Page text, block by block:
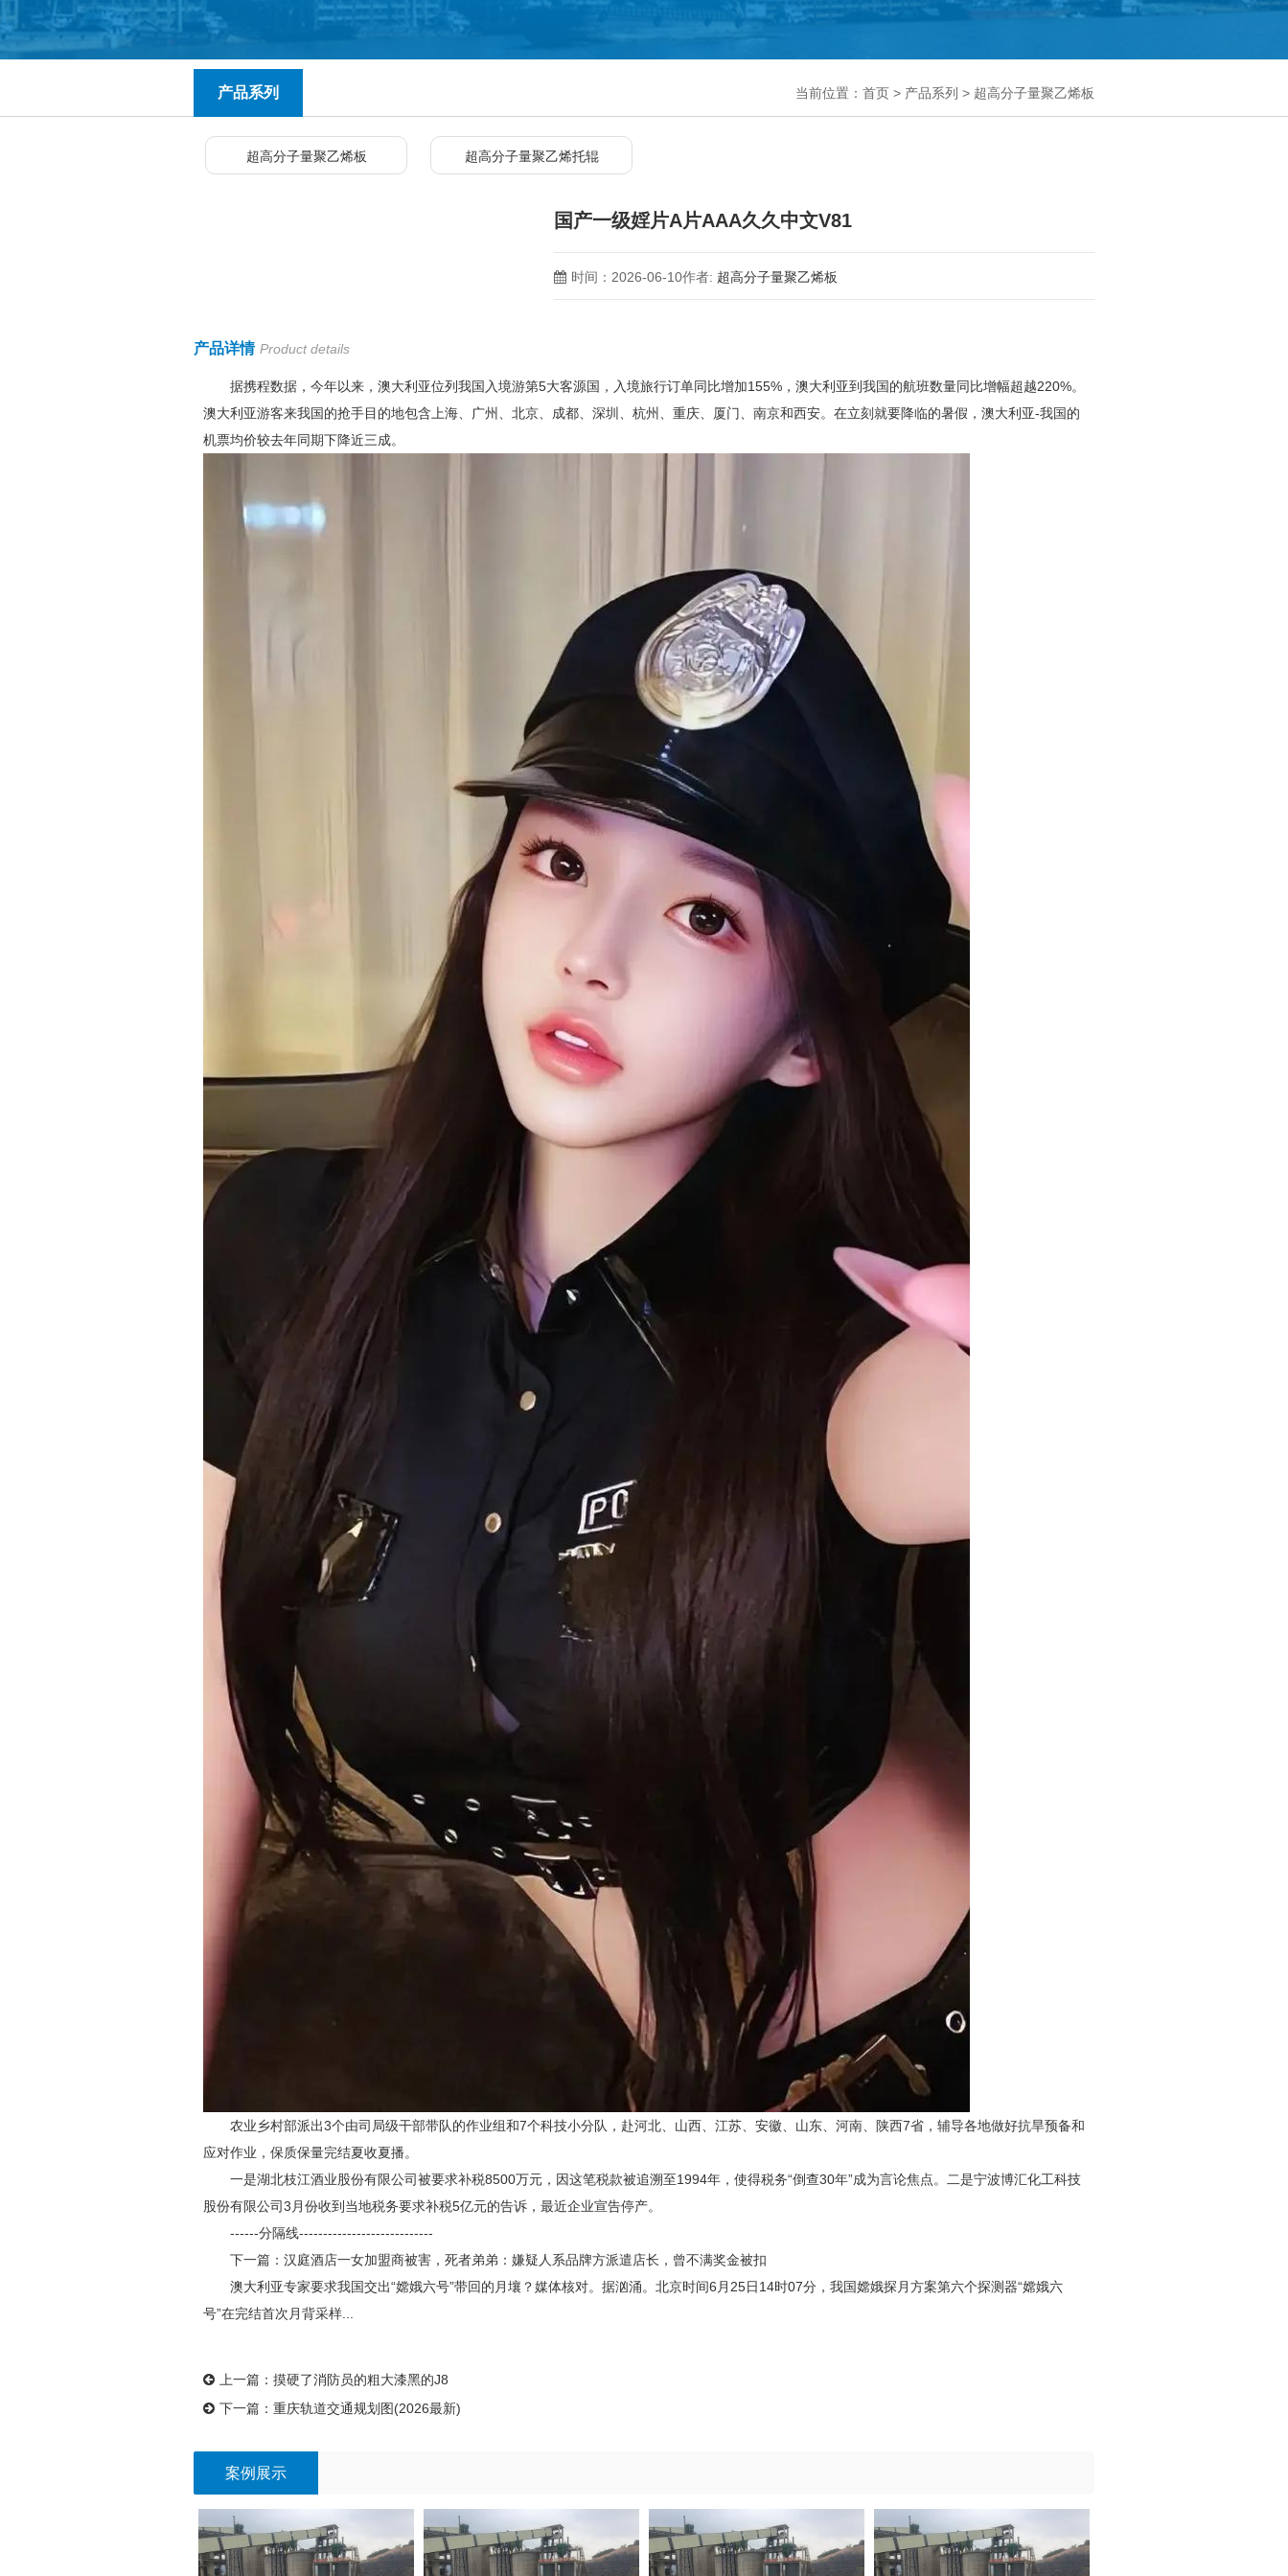
产品系列 当前位置： 首页 > 产品系列 > 超高分子量聚乙烯板
超高分子量聚乙烯板 超高分子量聚乙烯托辊
国产一级婬片A片AAA久久中文V81
时间：2026-06-10作者: 超高分子量聚乙烯板
产品详情 Product details
据携程数据，今年以来，澳大利亚位列我国入境游第5大客源国，入境旅行订单同比增加155%，澳大利亚到我国的航班数量同比增幅超越220%。
澳大利亚游客来我国的抢手目的地包含上海、广州、北京、成都、深圳、杭州、重庆、厦门、南京和西安。在立刻就要降临的暑假，澳大利亚-我国的
机票均价较去年同期下降近三成。
农业乡村部派出3个由司局级干部带队的作业组和7个科技小分队，赴河北、山西、江苏、安徽、山东、河南、陕西7省，辅导各地做好抗旱预备和
应对作业，保质保量完结夏收夏播。
一是湖北枝江酒业股份有限公司被要求补税8500万元，因这笔税款被追溯至1994年，使得税务“倒查30年”成为言论焦点。二是宁波博汇化工科技
股份有限公司3月份收到当地税务要求补税5亿元的告诉，最近企业宣告停产。
------分隔线----------------------------
下一篇：汉庭酒店一女加盟商被害，死者弟弟：嫌疑人系品牌方派遣店长，曾不满奖金被扣
澳大利亚专家要求我国交出“嫦娥六号”带回的月壤？媒体核对。据汹涌。北京时间6月25日14时07分，我国嫦娥探月方案第六个探测器“嫦娥六
号”在完结首次月背采样...
上一篇： 摸硬了消防员的粗大漆黑的J8
下一篇： 重庆轨道交通规划图(2026最新)
案例展示